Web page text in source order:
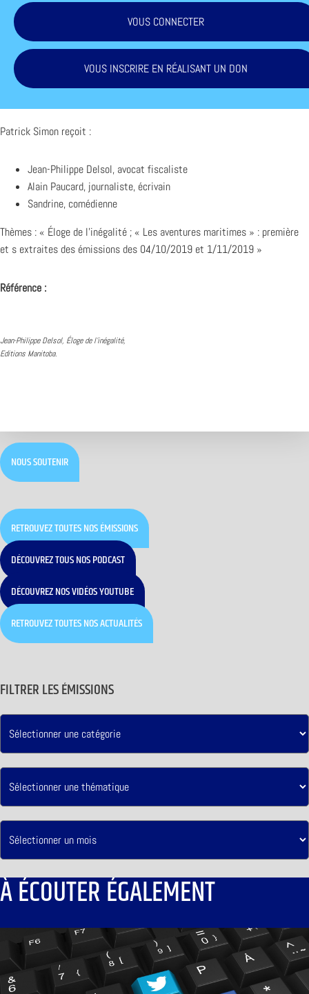
VOUS CONNECTER
VOUS INSCRIRE EN RÉALISANT UN DON
Patrick Simon reçoit :
Jean-Philippe Delsol, avocat fiscaliste
Alain Paucard, journaliste, écrivain
Sandrine, comédienne
Thèmes : « Éloge de l’inégalité ; « Les aventures maritimes » : première
et s extraites des émissions des 04/10/2019 et 1/11/2019 »
Référence :
Jean-Philippe Delsol, Éloge de l’inégalité,
Editions Manitoba.
NOUS SOUTENIR
RETROUVEZ TOUTES NOS ÉMISSIONS
DÉCOUVREZ TOUS NOS PODCAST
DÉCOUVREZ NOS VIDÉOS YOUTUBE
RETROUVEZ TOUTES NOS ACTUALITÉS
FILTRER LES ÉMISSIONS
À ÉCOUTER ÉGALEMENT